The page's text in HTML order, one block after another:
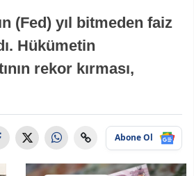
(Fed) yıl bitmeden faiz
Hükümetin
rekor kırması,
Abone Ol